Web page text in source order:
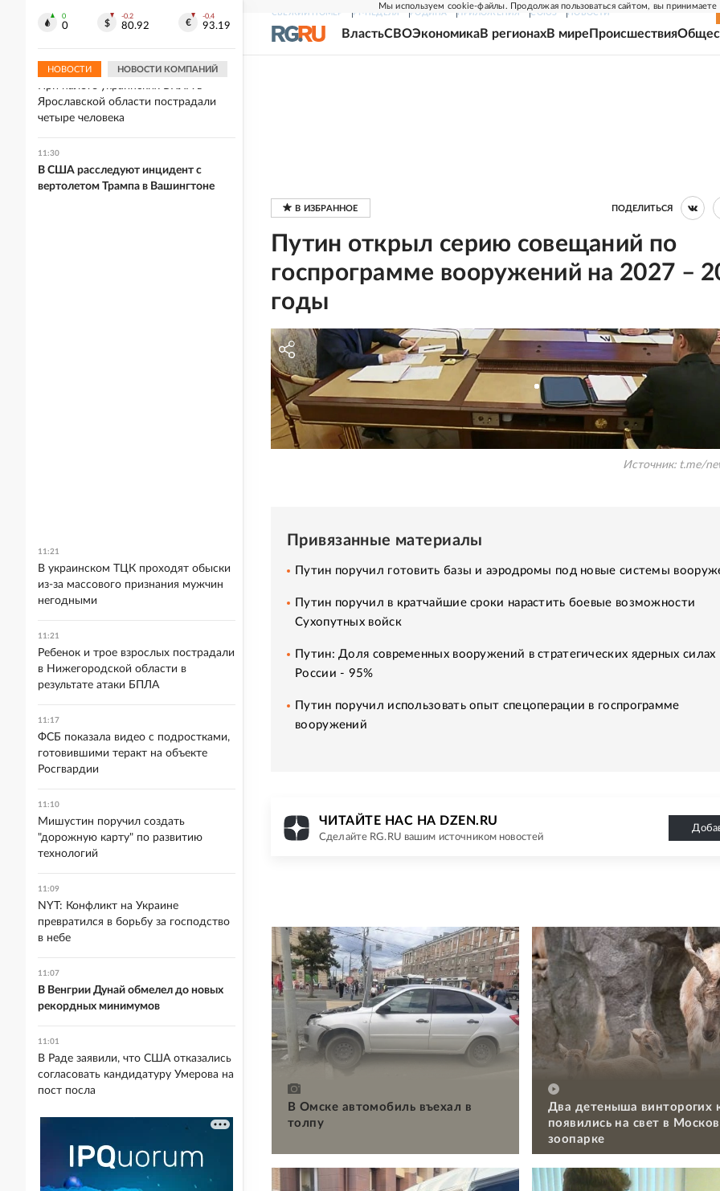
Мы используем cookie-файлы. Продолжая пользоваться сайтом, вы принимаете
СВЕЖИЙ НОМЕР РГ-НЕДЕЛЯ РОДИНА ПРИЛОЖЕНИЯ СОЮЗ НОВОСТИ
ВластьСВОЭкономикаВ регионахВ мире Происшествия
ПОДЕЛИТЬСЯ
Путин открыл серию совещаний по
госпрограмме вооружений на 2027 –
годы
Источник: t.me/
Привязанные материалы
Путин поручил готовить базы и аэродромы под новые системы
Путин поручил в кратчайшие сроки нарастить боевые возможности
Сухопутных войск
Путин: Доля современных вооружений в стратегических ядерных силах
России - 95%
Путин поручил использовать опыт спецоперации в госпрограмме
вооружений
ЧИТАЙТЕ НАС НА DZEN.RU
Сделайте RG.RU вашим источником новостей
В Омске автомобиль въехал в
толпу
Два детеныша винторогих
появились на свет в
зоопарке
0
0
-0.2
80.92
-0.4
93.19
НОВОСТИ НОВОСТИ КОМПАНИЙ
открыла горячую линию для
11:34
При налете украинских БПЛА в
Ярославской области пострадали
четыре человека
11:30
В США расследуют инцидент с
вертолетом Трампа в Вашингтоне
11:21
В украинском ТЦК проходят обыски
из-за массового признания мужчин
негодными
11:21
Ребенок и трое взрослых пострадали
в Нижегородской области в
результате атаки БПЛА
11:17
ФСБ показала видео с подростками,
готовившими теракт на объекте
Росгвардии
11:10
Мишустин поручил создать
"дорожную карту" по развитию
технологий
11:09
NYT: Конфликт на Украине
превратился в борьбу за господство
в небе
11:07
В Венгрии Дунай обмелел до новых
рекордных минимумов
11:01
В Раде заявили, что США отказались
согласовать кандидатуру Умерова на
пост посла